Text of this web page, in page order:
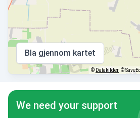
Bla gjennom kartet
© Datakilder ©
We need your support